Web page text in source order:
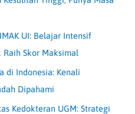
UI: Belajar Intensif
Raih Skor Maksimal
di Indonesia: Kenali
Dipahami
Kedokteran UGM: Strategi